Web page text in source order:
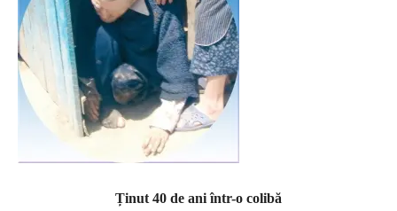
Ținut 40 de ani într-o colibă